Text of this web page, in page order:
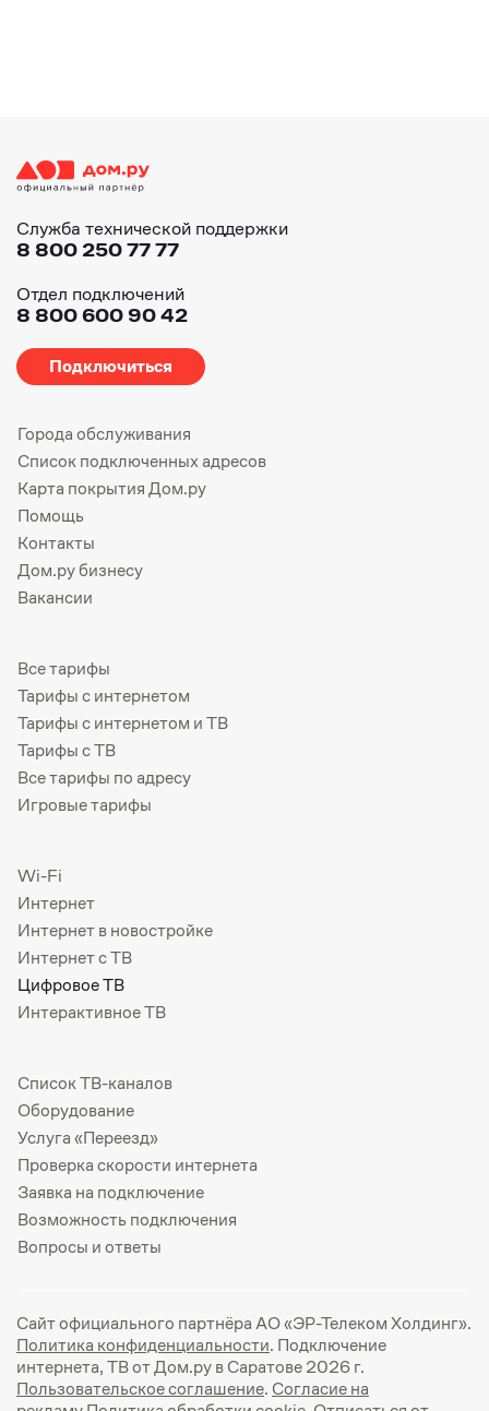
Служба технической поддержки
8 800 250 77 77
Отдел подключений
8 800 600 90 42
Подключиться
Города обслуживания
Список подключенных адресов
Карта покрытия Дом.ру
Помощь
Контакты
Дом.ру бизнесу
Вакансии
Все тарифы
Тарифы с интернетом
Тарифы с интернетом и ТВ
Тарифы с ТВ
Все тарифы по адресу
Игровые тарифы
Wi-Fi
Интернет
Интернет в новостройке
Интернет с ТВ
Цифровое ТВ
Интерактивное ТВ
Список ТВ-каналов
Оборудование
Услуга «Переезд»
Проверка скорости интернета
Заявка на подключение
Возможность подключения
Вопросы и ответы
Сайт официального партнёра АО «ЭР-Телеком Холдинг».
Политика конфиденциальности. Подключение
интернета, ТВ от Дом.ру в Саратове 2026 г.
Пользовательское соглашение. Согласие на